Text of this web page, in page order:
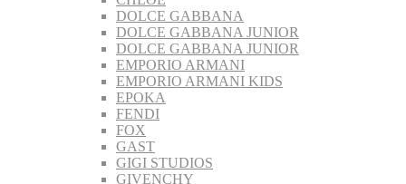
DOLCE GABBANA
DOLCE GABBANA JUNIOR
DOLCE GABBANA JUNIOR
EMPORIO ARMANI
EMPORIO ARMANI KIDS
EPOKA
FENDI
FOX
GAST
GIGI STUDIOS
GIVENCHY